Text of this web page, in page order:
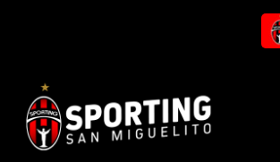
NUESTRO CLUB